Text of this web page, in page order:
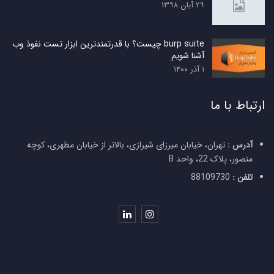
۲۹ آبان ۱۳۹۸
burp suite چیست؟ با قدرتمندترین ابزار تست نفوذ وب
آشنا شویم
۱ آذر ۱۴۰۰
ارتباط با ما
آدرس : تهران، خیابان میرزای شیرازی، بالاتر از خیابان مطهری، کوچه
منصور، پلاک 22، واحد B
تلفن :